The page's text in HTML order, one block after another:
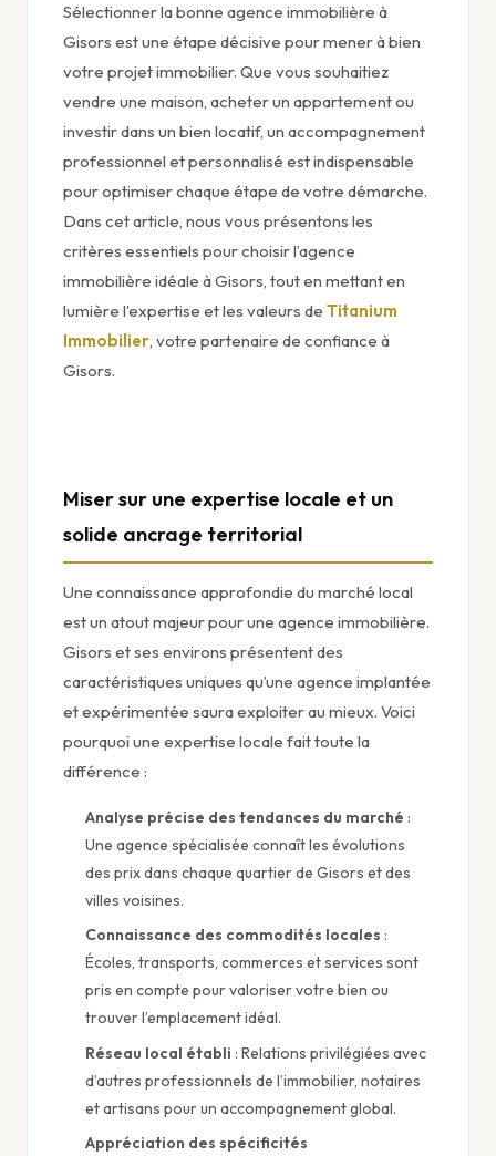
Sélectionner la bonne agence immobilière à
Gisors est une étape décisive pour mener à bien
votre projet immobilier. Que vous souhaitiez
vendre une maison, acheter un appartement ou
investir dans un bien locatif, un accompagnement
professionnel et personnalisé est indispensable
pour optimiser chaque étape de votre démarche.
Dans cet article, nous vous présentons les
critères essentiels pour choisir l’agence
immobilière idéale à Gisors, tout en mettant en
lumière l’expertise et les valeurs de Titanium
Immobilier, votre partenaire de confiance à
Gisors.
Miser sur une expertise locale et un
solide ancrage territorial
Une connaissance approfondie du marché local
est un atout majeur pour une agence immobilière.
Gisors et ses environs présentent des
caractéristiques uniques qu’une agence implantée
et expérimentée saura exploiter au mieux. Voici
pourquoi une expertise locale fait toute la
différence :
Analyse précise des tendances du marché :
Une agence spécialisée connaît les évolutions
des prix dans chaque quartier de Gisors et des
villes voisines.
Connaissance des commodités locales :
Écoles, transports, commerces et services sont
pris en compte pour valoriser votre bien ou
trouver l’emplacement idéal.
Réseau local établi : Relations privilégiées avec
d’autres professionnels de l’immobilier, notaires
et artisans pour un accompagnement global.
Appréciation des spécificités